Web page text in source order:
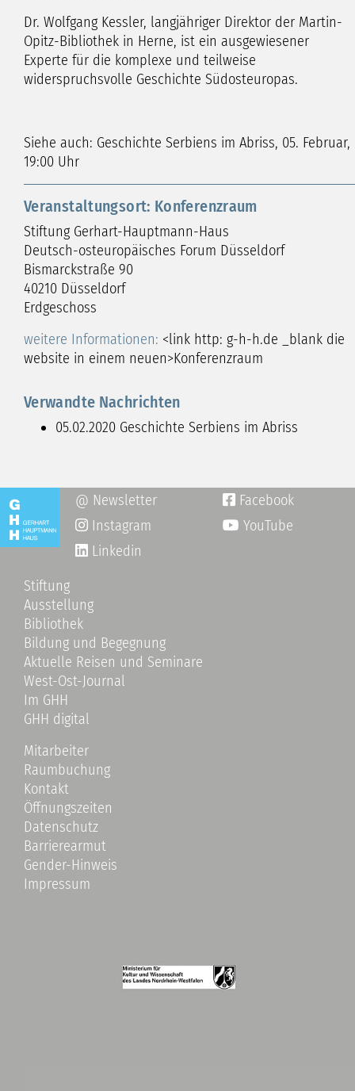
Dr. Wolfgang Kessler, langjähriger Direktor der Martin-
Opitz-Bibliothek in Herne, ist ein ausgewiesener
Experte für die komplexe und teilweise
widerspruchsvolle Geschichte Südosteuropas.
Siehe auch: Geschichte Serbiens im Abriss, 05. Februar,
19:00 Uhr
Veranstaltungsort: Konferenzraum
Stiftung Gerhart-Hauptmann-Haus
Deutsch-osteuropäisches Forum Düsseldorf
Bismarckstraße 90
40210 Düsseldorf
Erdgeschoss
weitere Informationen: <link http: g-h-h.de _blank die
website in einem neuen>Konferenzraum
Verwandte Nachrichten
05.02.2020 Geschichte Serbiens im Abriss
@ Newsletter  Facebook
Instagram
YouTube
Linkedin
Stiftung
Ausstellung
Bibliothek
Bildung und Begegnung
Aktuelle Reisen und Seminare
West-Ost-Journal
Im GHH
GHH digital
Mitarbeiter
Raumbuchung
Kontakt
Öffnungszeiten
Datenschutz
Barrierearmut
Gender-Hinweis
Impressum